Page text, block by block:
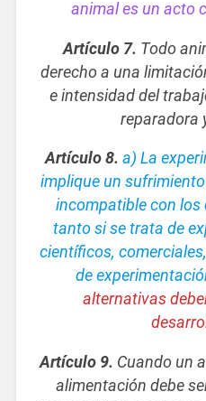
animal es un acto
Artículo 7. Todo
derecho a una
e intensidad del
reparadora
Artículo 8. a) La
implique un
incompatible con los
tanto si se trata de
científicos,
de
alternativas
Artículo 9. Cuando un
alimentación debe